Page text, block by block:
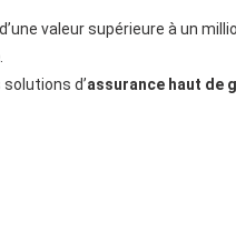
valeur supérieure à un
d’assurance haut de